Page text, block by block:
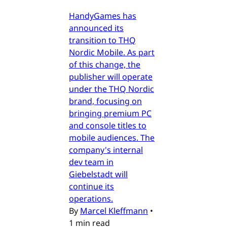
HandyGames has
announced its
transition to THQ
Nordic Mobile. As part
of this change, the
publisher will operate
under the THQ Nordic
brand, focusing on
bringing premium PC
and console titles to
mobile audiences. The
company's internal
dev team in
Giebelstadt will
continue its
operations.
By Marcel Kleffmann •
1 min read